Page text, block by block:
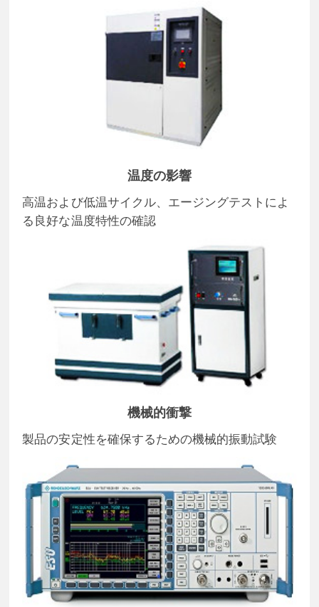
温度の影響
高温および低温サイクル、エージングテストによ
る良好な温度特性の確認
機械的衝撃
製品の安定性を確保するための機械的振動試験